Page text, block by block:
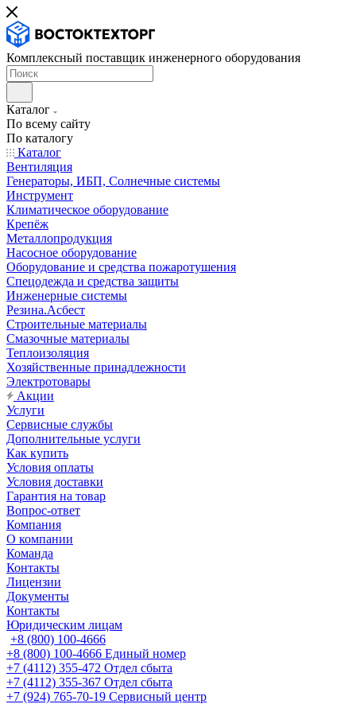
Комплексный поставщик инженерного оборудования
Каталог
По всему сайту
По каталогу
Каталог
Вентиляция
Генераторы, ИБП, Солнечные системы
Инструмент
Климатическое оборудование
Крепёж
Металлопродукция
Насосное оборудование
Оборудование и средства пожаротушения
Спецодежда и средства защиты
Инженерные системы
Резина.Асбест
Строительные материалы
Смазочные материалы
Теплоизоляция
Хозяйственные принадлежности
Электротовары
Акции
Услуги
Сервисные службы
Дополнительные услуги
Как купить
Условия оплаты
Условия доставки
Гарантия на товар
Вопрос-ответ
Компания
О компании
Команда
Контакты
Лицензии
Документы
Контакты
Юридическим лицам
+8 (800) 100-4666
+8 (800) 100-4666 Единый номер
+7 (4112) 355-472 Отдел сбыта
+7 (4112) 355-367 Отдел сбыта
+7 (924) 765-70-19 Сервисный центр